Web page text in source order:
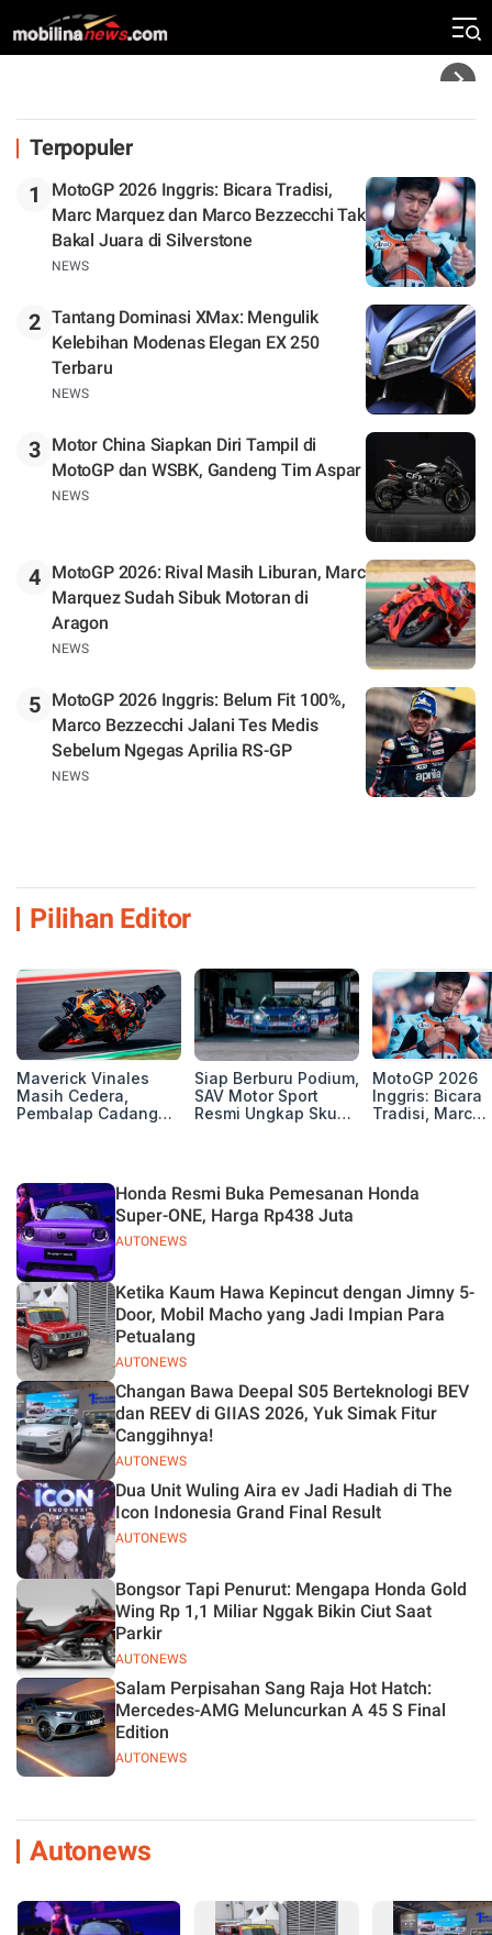
Silverstone. Seri Selanjutnya Belum Jelas
Terpopuler
1
MotoGP 2026 Inggris: Bicara Tradisi,
Marc Marquez dan Marco Bezzecchi Tak
Bakal Juara di Silverstone
NEWS
2 Tantang Dominasi XMax: Mengulik
Kelebihan Modenas Elegan EX 250
Terbaru
NEWS
3
Motor China Siapkan Diri Tampil di
MotoGP dan WSBK, Gandeng Tim Aspar
NEWS
4
MotoGP 2026: Rival Masih Liburan, Marc
Marquez Sudah Sibuk Motoran di
Aragon
NEWS
5
MotoGP 2026 Inggris: Belum Fit 100%,
Marco Bezzecchi Jalani Tes Medis
Sebelum Ngegas Aprilia RS-GP
NEWS
Pilihan Editor
Maverick Vinales
Masih Cedera,
Pembalap Cadangan
Siap Berburu Podium,
SAV Motor Sport
Resmi Ungkap Skuad
MotoGP 2026
Inggris: Bicara
Tradisi, Marc
AUTONEWS
Honda Resmi Buka Pemesanan Honda
Super-ONE, Harga Rp438 Juta
AUTONEWS
Ketika Kaum Hawa Kepincut dengan Jimny 5-
Door, Mobil Macho yang Jadi Impian Para
Petualang
AUTONEWS
Changan Bawa Deepal S05 Berteknologi BEV
dan REEV di GIIAS 2026, Yuk Simak Fitur
Canggihnya!
AUTONEWS
Dua Unit Wuling Aira ev Jadi Hadiah di The
Icon Indonesia Grand Final Result
AUTONEWS
Bongsor Tapi Penurut: Mengapa Honda Gold
Wing Rp 1,1 Miliar Nggak Bikin Ciut Saat
Parkir
AUTONEWS
Salam Perpisahan Sang Raja Hot Hatch:
Mercedes-AMG Meluncurkan A 45 S Final
Edition
Autonews